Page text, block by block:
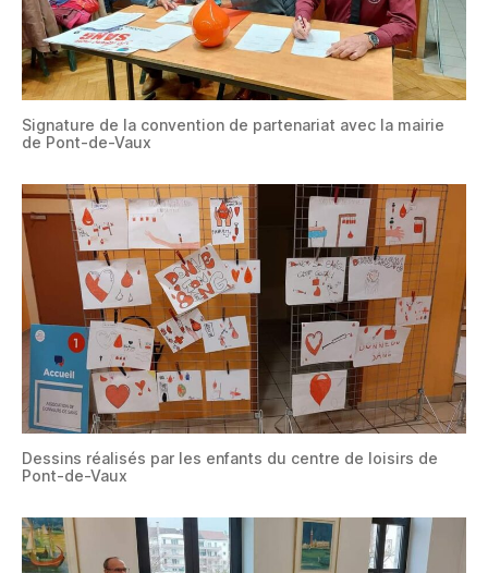
Signature de la convention de partenariat avec la mairie
de Pont-de-Vaux
Dessins réalisés par les enfants du centre de loisirs de
Pont-de-Vaux